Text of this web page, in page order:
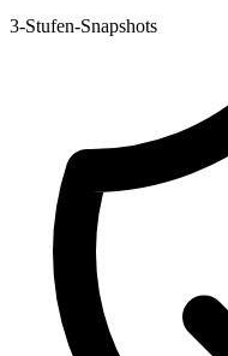
3-Stufen-Snapshots